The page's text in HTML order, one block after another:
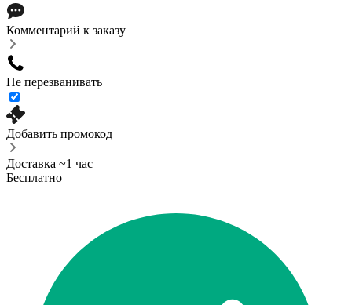
Комментарий к заказу
Не перезванивать
Добавить промокод
Доставка ~1 час
Бесплатно